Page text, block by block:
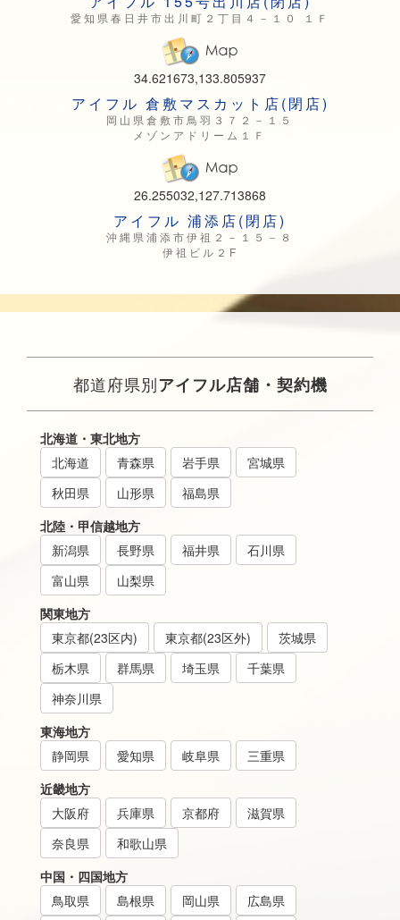
愛知県春日井市出川町２丁目４－１０ １Ｆ
34.621673,133.805937
アイフル 倉敷マスカット店(閉店)
岡山県倉敷市鳥羽３７２－１５
メゾンアドリーム１Ｆ
26.255032,127.713868
アイフル 浦添店(閉店)
沖縄県浦添市伊祖２－１５－８
伊祖ビル２F
都道府県別アイフル店舗・契約機
北海道・東北地方
北海道
青森県 岩手県
宮城県
秋田県
山形県
福島県
北陸・甲信越地方
新潟県
長野県 福井県
石川県
富山県
山梨県
関東地方
東京都(23区内)
東京都(23区外)
茨城県
栃木県
群馬県 埼玉県
千葉県
神奈川県
東海地方
静岡県
愛知県 岐阜県
三重県
近畿地方
大阪府
兵庫県 京都府
滋賀県
奈良県
和歌山県
中国・四国地方
鳥取県
島根県 岡山県 広島県